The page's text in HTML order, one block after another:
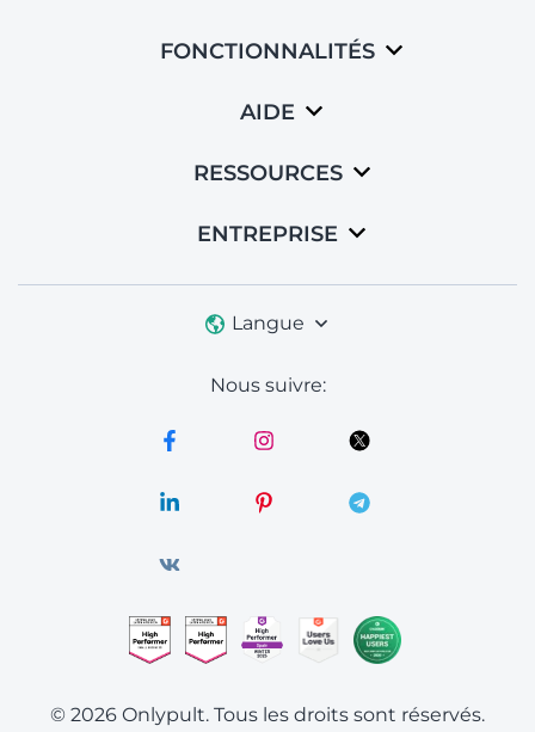
FONCTIONNALITÉS
AIDE
RESSOURCES
ENTREPRISE
Langue
Nous suivre:
© 2026 Onlypult. Tous les droits sont réservés.